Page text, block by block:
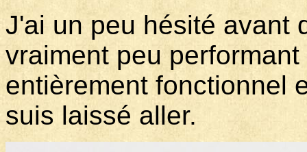
J'ai un peu hésité avant
vraiment peu
entièrement fonctionnel
suis laissé aller.